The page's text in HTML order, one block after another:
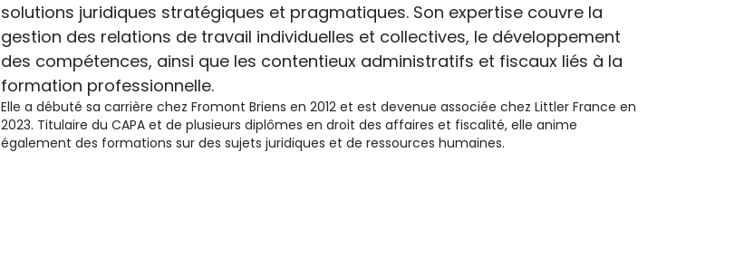
solutions juridiques stratégiques et pragmatiques. Son expertise couvre la
gestion des relations de travail individuelles et collectives, le développement
des compétences, ainsi que les contentieux administratifs et fiscaux liés à la
formation professionnelle.
Elle a débuté sa carrière chez Fromont Briens en 2012 et est devenue associée chez Littler France en
2023. Titulaire du CAPA et de plusieurs diplômes en droit des affaires et fiscalité, elle anime
également des formations sur des sujets juridiques et de ressources humaines.